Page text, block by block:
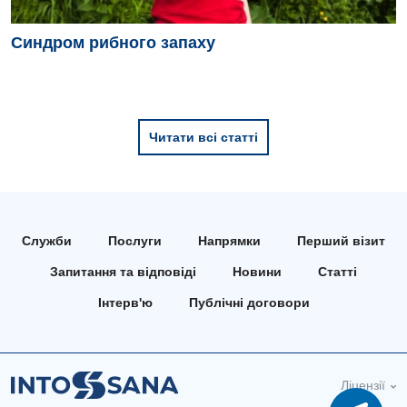
Пульмонологія
Урологічне відділення
Урологія
Хірургічне відділення
Для дітей
Синдром рибного запаху
Читати всі статті
Служби Послуги Напрямки Перший візит
Запитання та відповіді Новини Статті
Інтерв'ю Публічні договори
Ліцензії